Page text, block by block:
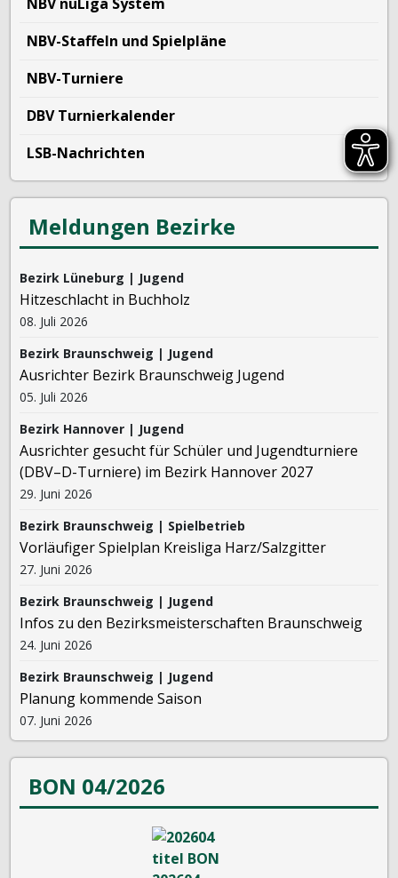
NBV-Staffeln und Spielpläne
NBV-Turniere
DBV Turnierkalender
LSB-Nachrichten
Meldungen Bezirke
Bezirk Lüneburg | Jugend
Hitzeschlacht in Buchholz
08. Juli 2026
Bezirk Braunschweig | Jugend
Ausrichter Bezirk Braunschweig Jugend
05. Juli 2026
Bezirk Hannover | Jugend
Ausrichter gesucht für Schüler und Jugendturniere
(DBV–D-Turniere) im Bezirk Hannover 2027
29. Juni 2026
Bezirk Braunschweig | Spielbetrieb
Vorläufiger Spielplan Kreisliga Harz/Salzgitter
27. Juni 2026
Bezirk Braunschweig | Jugend
Infos zu den Bezirksmeisterschaften Braunschweig
24. Juni 2026
Bezirk Braunschweig | Jugend
Planung kommende Saison
07. Juni 2026
BON 04/2026